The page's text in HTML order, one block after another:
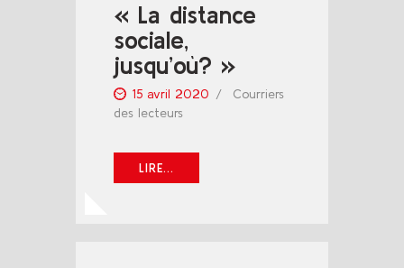
« La distance
sociale,
jusqu’où? »
15 avril 2020
Courriers
des lecteurs
LIRE...